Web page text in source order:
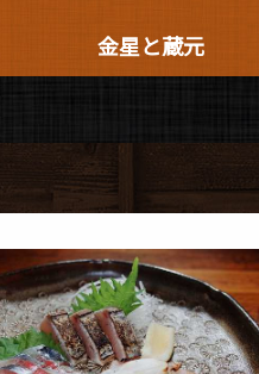
金星と蔵元